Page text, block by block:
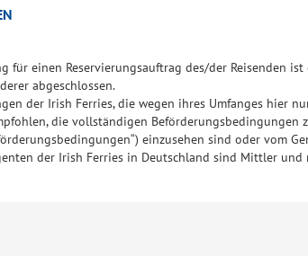
für einen Reservierungsauftrag des/der Reisenden
abgeschlossen.
der Irish Ferries, die wegen ihres Umfanges hier
die vollständigen Beförderungsbedingungen
einzusehen sind oder vom
der Irish Ferries in Deutschland sind Mittler